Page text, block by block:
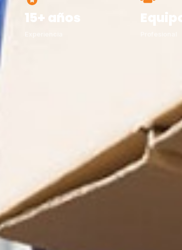
15+ años Equipo